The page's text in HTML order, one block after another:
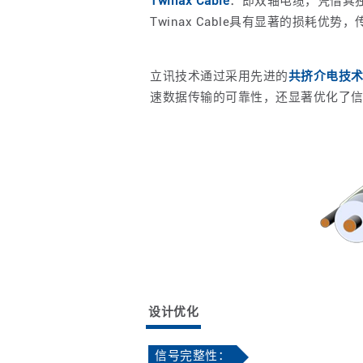
Twinax Cable具有显著的损耗优势，
立讯技术通过采用先进的共挤介电技
速数据传输的可靠性，还显著优化了
设计优化
信号完整性：